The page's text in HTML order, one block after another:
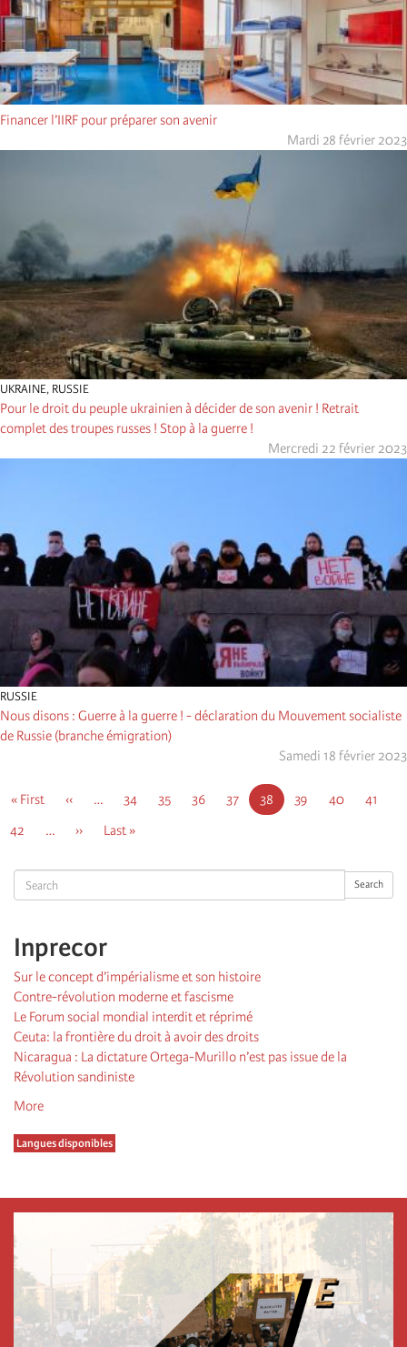
Search Search
Inprecor
Sur le concept d’impérialisme et son histoire
Contre-révolution moderne et fascisme
Le Forum social mondial interdit et réprimé
Ceuta: la frontière du droit à avoir des droits
Nicaragua : La dictature Ortega-Murillo n’est pas issue de la
Révolution sandiniste
More
Langues disponibles
Financer l’IIRF pour préparer son avenir
Mardi 28 février 2023
UKRAINE, RUSSIE
Pour le droit du peuple ukrainien à décider de son avenir ! Retrait
complet des troupes russes ! Stop à la guerre !
Mercredi 22 février 2023
RUSSIE
Nous disons : Guerre à la guerre ! - déclaration du Mouvement socialiste
de Russie (branche émigration)
Samedi 18 février 2023
First
« First
Page
‹‹ … Page
34 Page
35 Page
36 Page
37
Page
courante
38 Page
39 Page
40 Page
41
Page
42 …
Page
››
Dernière
Last »